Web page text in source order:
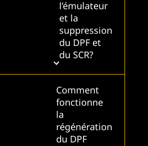
l’émulateur
et la
suppression
du DPF et
du SCR?
Comment
fonctionne
la
régénération
du DPF